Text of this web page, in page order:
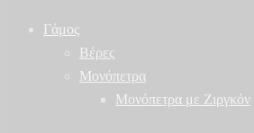
Γάμος
Βέρες
Μονόπετρα
Μονόπετρα με Ζιργκόν